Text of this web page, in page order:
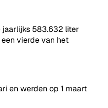
jaarlijks 583.632 liter
vierde van het
en werden op 1 maart